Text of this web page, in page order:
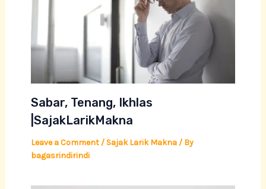
Sabar, Tenang, Ikhlas
|SajakLarikMakna
Leave a Comment / Sajak Larik Makna/ By
bagasrindirindi